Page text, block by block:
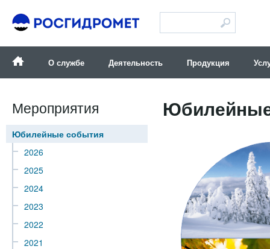
О службе Деятельность Продукция
Мероприятия
Юбилейные события
2026
2025
2024
2023
2022
2021